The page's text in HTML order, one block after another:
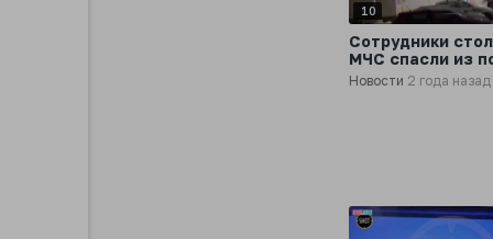
10
Сотрудники
МЧС спасли из
женщину в
районе Перово
Новости 2 года назад